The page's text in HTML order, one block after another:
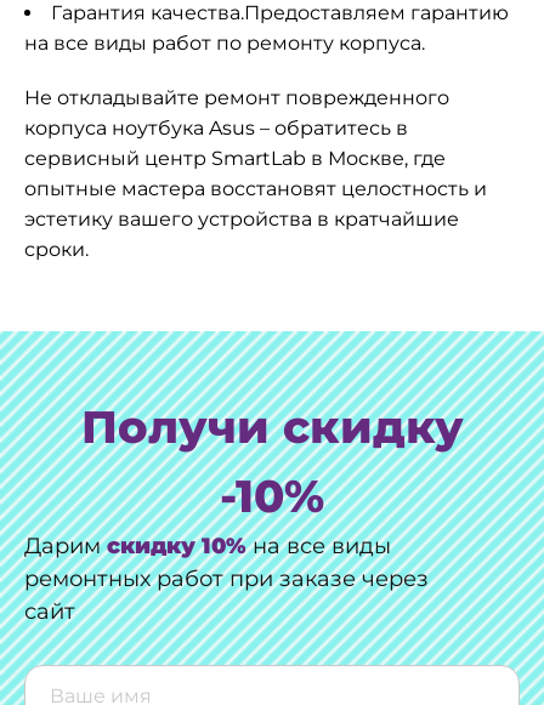
Гарантия качества.Предоставляем гарантию
на все виды работ по ремонту корпуса.
Не откладывайте ремонт поврежденного
корпуса ноутбука Asus – обратитесь в
сервисный центр SmartLab в Москве, где
опытные мастера восстановят целостность и
эстетику вашего устройства в кратчайшие
сроки.
Получи скидку
-10%
Даримскидку 10%на все виды
ремонтных работ при заказе через
сайт